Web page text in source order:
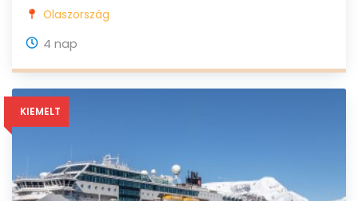
Olaszország
4 nap
KIEMELT